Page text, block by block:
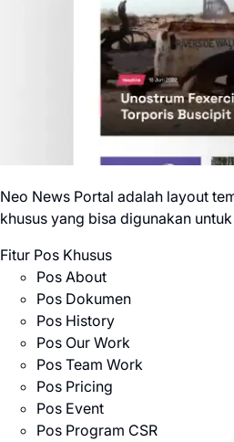
Neo News Portal adalah layout
khusus yang bisa digunakan
Fitur Pos Khusus
Pos About
Pos Dokumen
Pos History
Pos Our Work
Pos Team Work
Pos Pricing
Pos Event
Pos Program CSR